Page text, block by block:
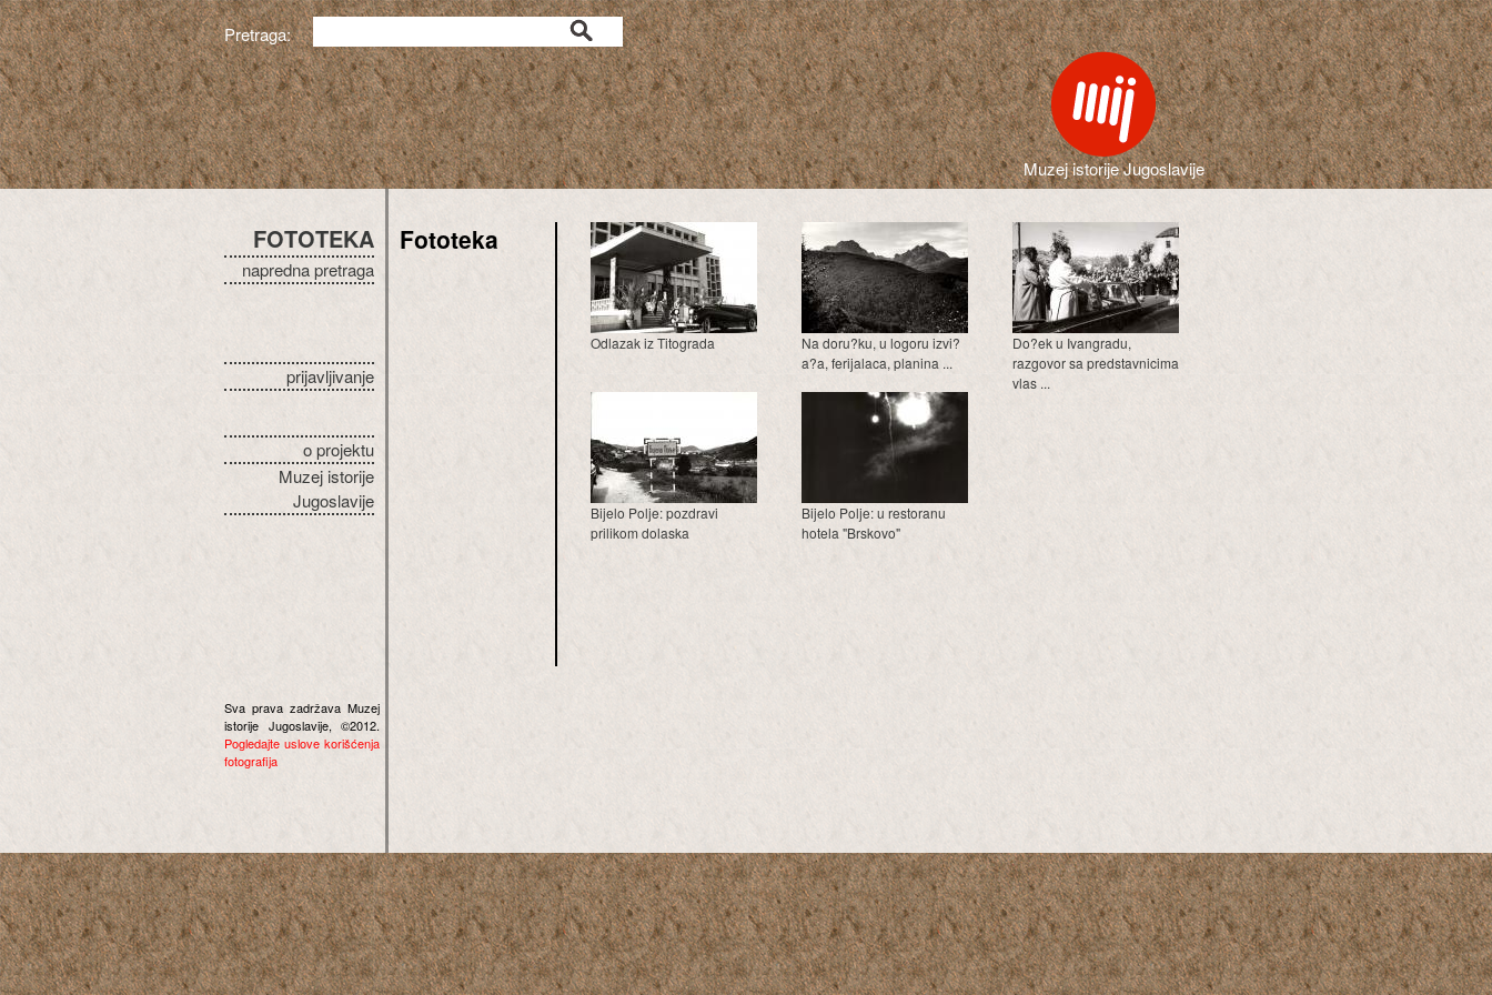
Pretraga:
Muzej istorije Jugoslavije
FOTOTEKA
napredna pretraga
prijavljivanje
o projektu
Muzej istorije
Jugoslavije
Sva prava zadržava Muzej
istorije Jugoslavije, ©2012.
Pogledajte uslove korišćenja
fotografija
Fototeka
Odlazak iz Titograda
Na doru?ku, u logoru izvi?
a?a, ferijalaca, planina ...
Do?ek u Ivangradu,
razgovor sa predstavnicima
vlas ...
Bijelo Polje: pozdravi
prilikom dolaska
Bijelo Polje: u restoranu
hotela "Brskovo"